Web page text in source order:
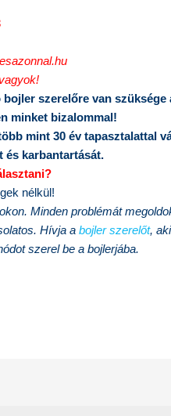
szerelőre van
minket bizalommal!
mint 30 év tapasztalattal
és karbantartását.
nélkül!
Minden problémát
Hívja abojler szerelőt,
szerel be a bojlerjába.